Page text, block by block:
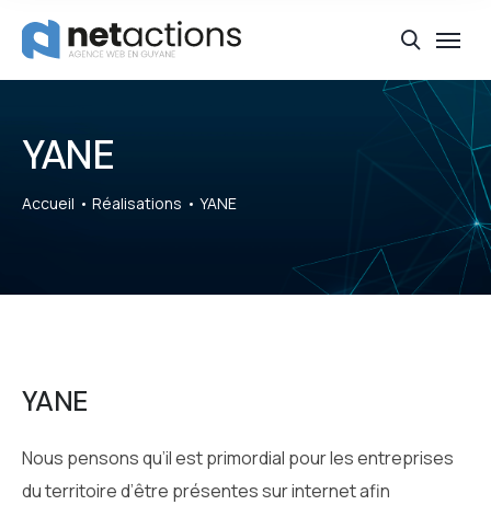
YANE
Accueil Réalisations YANE
YANE
Nous pensons qu’il est primordial pour les entreprises
du territoire d’être présentes sur internet afin